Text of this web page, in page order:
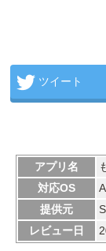
ツイート
アプリ名
対応OS
提供元
レビュー日